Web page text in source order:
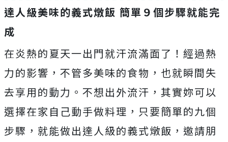
達人級美味的義式燉飯 簡單９個步驟就能完
成
在炎熱的夏天一出門就汗流滿面了！經過熱
力的影響，不管多美味的食物，也就瞬間失
去享用的動力。不想出外流汗，其實妳可以
選擇在家自己動手做料理，只要簡單的九個
步驟，就能做出達人級的義式燉飯，邀請朋